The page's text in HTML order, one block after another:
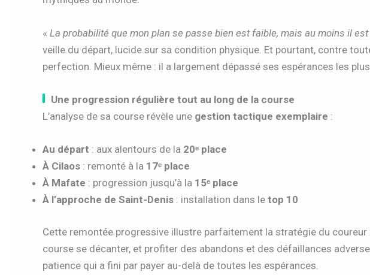
« La probabilité que mon plan se passe bien est faible, mais au moins il
veille du départ, lucide sur sa condition physique. Et pourtant, contre
perfection. Mieux même : il a largement dépassé ses espérances les
Une progression régulière tout au long de la course
L’analyse de sa course révèle une gestion tactique exemplaire :
Au départ : aux alentours de la 20ᵉ place
À Cilaos : remonté à la 17ᵉ place
À Mafate : progression jusqu’à la 15ᵉ place
À l’approche de Saint-Denis : installation dans le top 10
Cette remontée progressive illustre parfaitement la stratégie du coureur
course se décanter, et profiter des abandons et des défaillances
patience qui a fini par payer au-delà de toutes les espérances.